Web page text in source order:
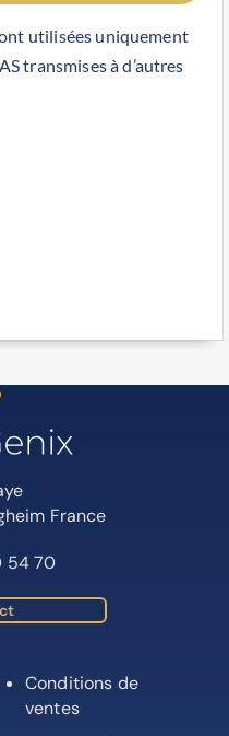
utilisées uniquement
transmises à d’autres
France
54 70
Conditions de
ventes